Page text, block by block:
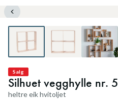
Salg
Silhuet vegghylle nr. 5
heltre eik hvitoljet